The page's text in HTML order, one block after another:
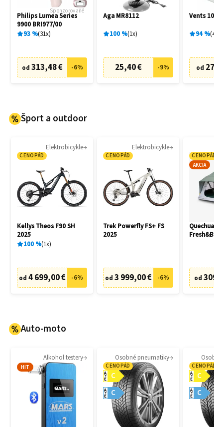
Sponzorované
Philips Lumea Series
9900 BRI977/00
93% 31x
od 313,48 € -6%
Aga MR8112
100% 1x
25,40 € -9%
Vents 100
94% 4
od
Šport a outdoor
Elektrobicykle
CENOPÁD
Kellys Theos F90 SH
2025
100% 1x
od 4 699,00 € -6%
Elektrobicykle
CENOPÁD
Trek Powerfly FS+ FS
2025
od 3 999,00 € -6%
CENOPÁD
AKCIA
Quechua
od
Auto-moto
Alkohol testery
HIT
Osobné pneumatiky
CENOPÁD
C
A
E
C
A
E
CENOPÁD
C
A
E
C
A
E